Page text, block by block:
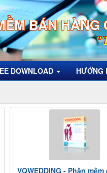
BÁN HÀNG
DOWNLOAD HƯỚNG
VQWEDDING - Phần